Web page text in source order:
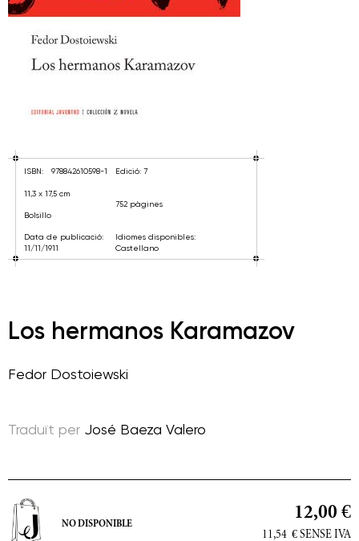
ISBN: 978842610598-1
11,3 x 17,5 cm
Bolsillo
Data de publicació:
11/11/1911
Edició: 7
752 pàgines
Idiomes disponibles:
Castellano
Los hermanos Karamazov
Fedor Dostoiewski
Traduït per José Baeza Valero
12,00 €
11,54 € SENSE IVA
NO DISPONIBLE